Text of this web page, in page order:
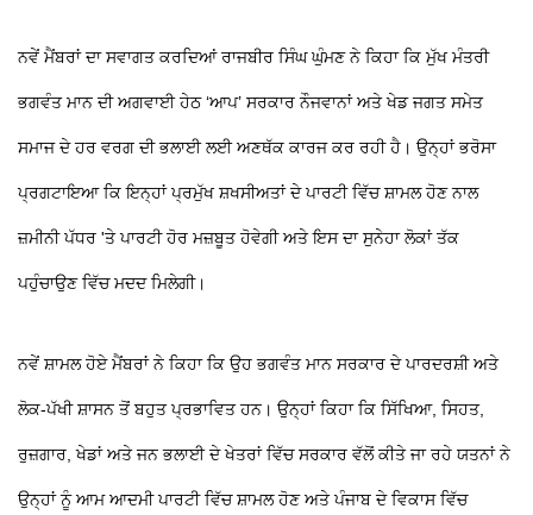
ਨਵੇਂ ਮੈਂਬਰਾਂ ਦਾ ਸਵਾਗਤ ਕਰਦਿਆਂ ਰਾਜਬੀਰ ਸਿੰਘ ਘੁੰਮਣ ਨੇ ਕਿਹਾ ਕਿ ਮੁੱਖ ਮੰਤਰੀ
ਭਗਵੰਤ ਮਾਨ ਦੀ ਅਗਵਾਈ ਹੇਠ ‘ਆਪ’ ਸਰਕਾਰ ਨੌਜਵਾਨਾਂ ਅਤੇ ਖੇਡ ਜਗਤ ਸਮੇਤ
ਸਮਾਜ ਦੇ ਹਰ ਵਰਗ ਦੀ ਭਲਾਈ ਲਈ ਅਣਥੱਕ ਕਾਰਜ ਕਰ ਰਹੀ ਹੈ। ਉਨ੍ਹਾਂ ਭਰੋਸਾ
ਪ੍ਰਗਟਾਇਆ ਕਿ ਇਨ੍ਹਾਂ ਪ੍ਰਮੁੱਖ ਸ਼ਖਸੀਅਤਾਂ ਦੇ ਪਾਰਟੀ ਵਿੱਚ ਸ਼ਾਮਲ ਹੋਣ ਨਾਲ
ਜ਼ਮੀਨੀ ਪੱਧਰ 'ਤੇ ਪਾਰਟੀ ਹੋਰ ਮਜ਼ਬੂਤ ਹੋਵੇਗੀ ਅਤੇ ਇਸ ਦਾ ਸੁਨੇਹਾ ਲੋਕਾਂ ਤੱਕ
ਪਹੁੰਚਾਉਣ ਵਿੱਚ ਮਦਦ ਮਿਲੇਗੀ।
ਨਵੇਂ ਸ਼ਾਮਲ ਹੋਏ ਮੈਂਬਰਾਂ ਨੇ ਕਿਹਾ ਕਿ ਉਹ ਭਗਵੰਤ ਮਾਨ ਸਰਕਾਰ ਦੇ ਪਾਰਦਰਸ਼ੀ ਅਤੇ
ਲੋਕ-ਪੱਖੀ ਸ਼ਾਸਨ ਤੋਂ ਬਹੁਤ ਪ੍ਰਭਾਵਿਤ ਹਨ। ਉਨ੍ਹਾਂ ਕਿਹਾ ਕਿ ਸਿੱਖਿਆ, ਸਿਹਤ,
ਰੁਜ਼ਗਾਰ, ਖੇਡਾਂ ਅਤੇ ਜਨ ਭਲਾਈ ਦੇ ਖੇਤਰਾਂ ਵਿੱਚ ਸਰਕਾਰ ਵੱਲੋਂ ਕੀਤੇ ਜਾ ਰਹੇ ਯਤਨਾਂ ਨੇ
ਉਨ੍ਹਾਂ ਨੂੰ ਆਮ ਆਦਮੀ ਪਾਰਟੀ ਵਿੱਚ ਸ਼ਾਮਲ ਹੋਣ ਅਤੇ ਪੰਜਾਬ ਦੇ ਵਿਕਾਸ ਵਿੱਚ